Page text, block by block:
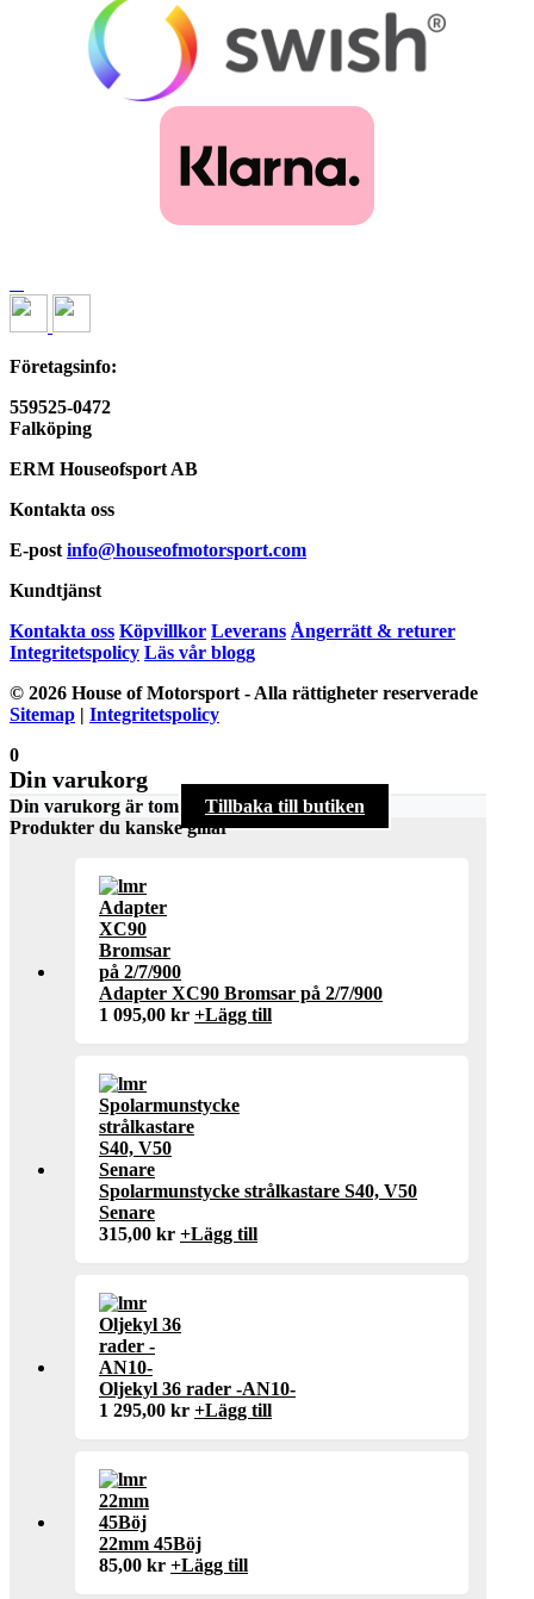
Företagsinfo:
559525-0472
Falköping
ERM Houseofsport AB
Kontakta oss
E-post info@houseofmotorsport.com
Kundtjänst
Kontakta oss Köpvillkor Leverans Ångerrätt & returer
Integritetspolicy Läs vår blogg
© 2026 House of Motorsport - Alla rättigheter reserverade
Sitemap | Integritetspolicy
0
Din varukorg
Din varukorg är tom
Tillbaka till butiken
Produkter du kanske gillar
Adapter XC90 Bromsar på 2/7/900
1 095,00 kr +Lägg till
Spolarmunstycke strålkastare S40, V50
Senare
315,00 kr +Lägg till
Oljekyl 36 rader -AN10-
1 295,00 kr +Lägg till
22mm 45Böj
85,00 kr +Lägg till